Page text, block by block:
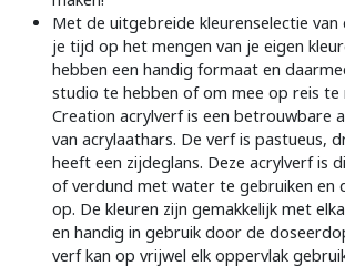
Met de uitgebreide kleurenselectie
je tijd op het mengen van je eigen
hebben een handig formaat en
studio te hebben of om mee op reis te
Creation acrylverf is een betrouwbare
van acrylaathars. De verf is pastueus,
heeft een zijdeglans. Deze acrylverf is
of verdund met water te gebruiken
op. De kleuren zijn gemakkelijk met
en handig in gebruik door de
verf kan op vrijwel elk oppervlak